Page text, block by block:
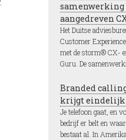
samenwerking
aangedreven
Het Duitse
Customer
met de storm® CX-
Guru. De
Branded
krijgt eindelijk
Je telefoon gaat, en
bedrijf er belt en
bestaat al. In Amerika